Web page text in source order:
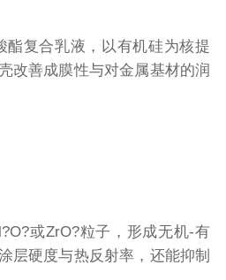
复合乳液，以有机硅为核提
改善成膜性与对金属基材的润
或ZrO?粒子，形成无机-有
层硬度与热反射率，还能抑制